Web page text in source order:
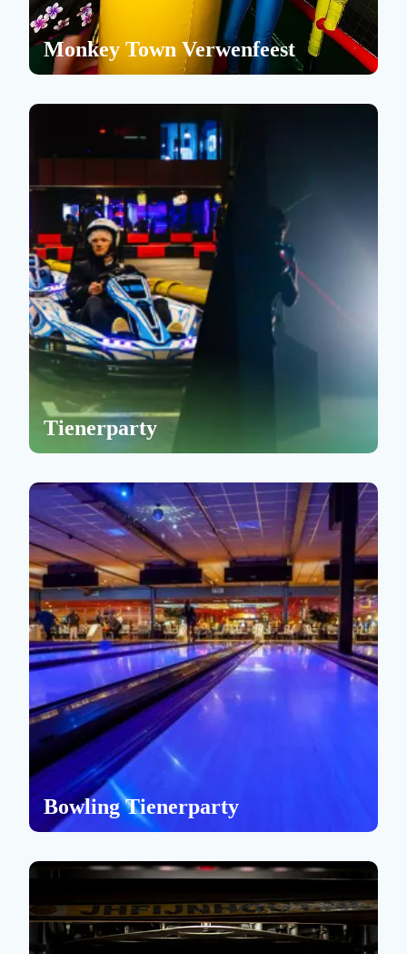
Monkey Town Verwenfeest
Tienerparty
Bowling Tienerparty